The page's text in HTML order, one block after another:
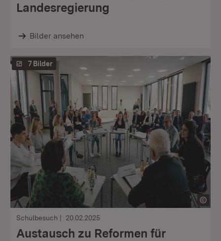
Landesregierung
Bilder ansehen
7 Bilder
Schulbesuch 20.02.2025
Austausch zu Reformen für